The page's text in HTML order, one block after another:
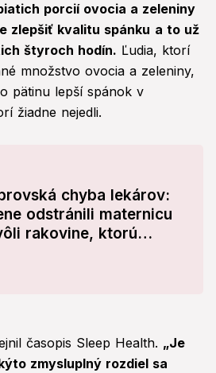
porcií ovocia a zeleniny
zlepšiť kvalitu spánku a to už
štyroch hodín. Ľudia, ktorí
množstvo ovocia a zeleniny,
pätinu lepší spánok v
žiadne nejedli.
chyba lekárov:
odstránili maternicu
rakovine, ktorú
časopis Sleep Health. „Je
zmysluplný rozdiel sa